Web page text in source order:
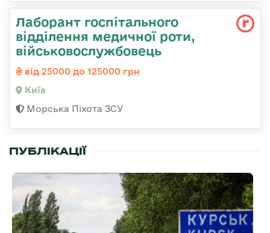
Лаборант госпітального
відділення медичної роти,
військовослужбовець
від 25000 до 125000 грн
Київ
Морська Піхота ЗСУ
ПУБЛІКАЦІЇ